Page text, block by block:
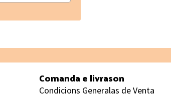
Comanda e livrason
Condicions Generalas de Venta